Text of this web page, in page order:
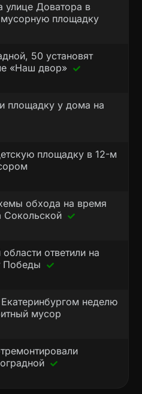
улице Доватора в
площадку
50 установят
«Наш двор»
площадку у дома на
площадку в 12-м
обхода на время
Сокольской
ответили на
Победы
неделю
мусор